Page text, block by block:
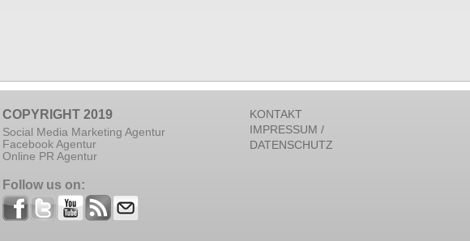
COPYRIGHT 2019
Social Media Marketing Agentur
Facebook Agentur
Online PR Agentur
Follow us on:
KONTAKT
IMPRESSUM /
DATENSCHUTZ